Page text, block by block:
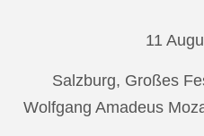
11
Salzburg, Großes
Wolfgang Amadeus